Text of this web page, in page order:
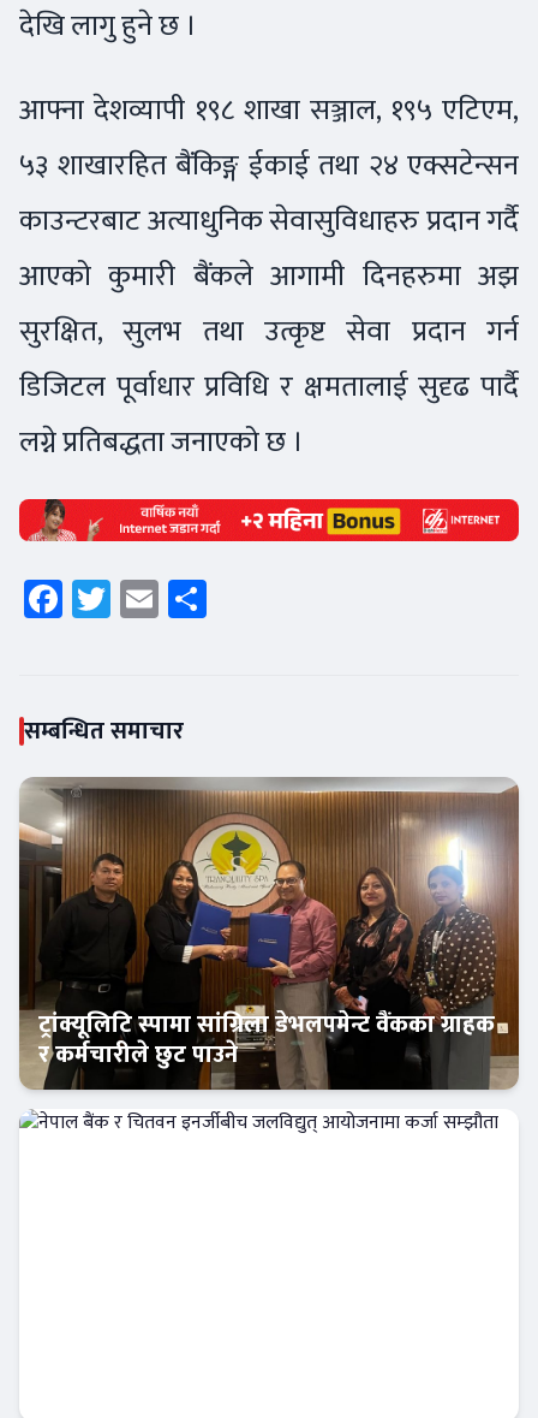
देखि लागु हुने छ ।
आफ्ना देशव्यापी १९८ शाखा सञ्जाल, १९५ एटिएम,
५३ शाखारहित बैंकिङ्ग ईकाई तथा २४ एक्सटेन्सन
काउन्टरबाट अत्याधुनिक सेवासुविधाहरु प्रदान गर्दै
आएको कुमारी बैंकले आगामी दिनहरुमा अझ
सुरक्षित, सुलभ तथा उत्कृष्ट सेवा प्रदान गर्न
डिजिटल पूर्वाधार प्रविधि र क्षमतालाई सुदृढ पार्दै
लग्ने प्रतिबद्धता जनाएको छ ।
Facebook
Twitter
Email
सम्बन्धित समाचार
बैंक-वित्त
ट्रांक्यूलिटि स्पामा सांग्रिला डेभलपमेन्ट वैंकका ग्राहक
र कर्मचारीले छुट पाउने